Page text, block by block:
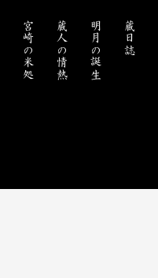
宮崎の米処 蔵人の情熱 明月の誕生 蔵日誌